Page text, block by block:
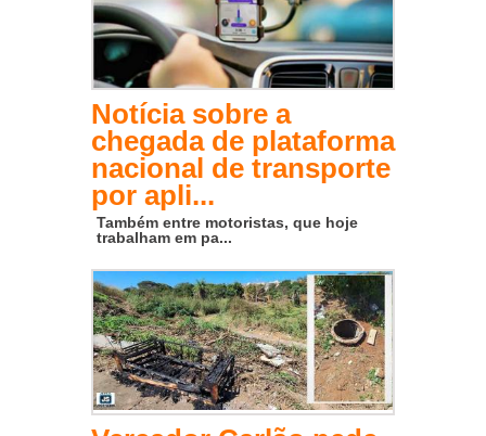
Notícia sobre a
chegada de plataforma
nacional de transporte
por apli...
Também entre motoristas, que hoje
trabalham em pa...